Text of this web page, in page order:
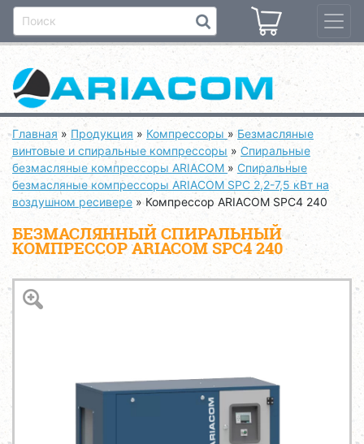
Главная » Продукция » Компрессоры » Безмасляные
винтовые и спиральные компрессоры » Спиральные
безмасляные компрессоры ARIACOM » Спиральные
безмасляные компрессоры ARIACOM SPC 2,2-7,5 кВт на
воздушном ресивере »Компрессор ARIACOM SPC4 240
БЕЗМАСЛЯННЫЙ СПИРАЛЬНЫЙ
КОМПРЕССОР ARIACOM SPC4 240